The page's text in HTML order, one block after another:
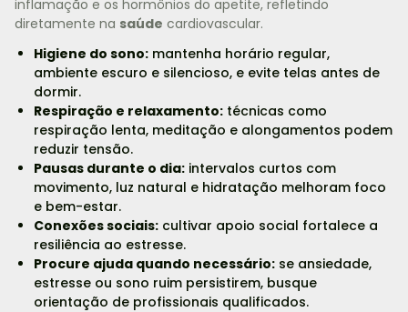
inflamação e os hormônios do apetite, refletindo
diretamente na saúde cardiovascular.
Higiene do sono:mantenha horário regular,
ambiente escuro e silencioso, e evite telas antes de
dormir.
Respiração e relaxamento:técnicas como
respiração lenta, meditação e alongamentos podem
reduzir tensão.
Pausas durante o dia:intervalos curtos com
movimento, luz natural e hidratação melhoram foco
e bem-estar.
Conexões sociais:cultivar apoio social fortalece a
resiliência ao estresse.
Procure ajuda quando necessário:se ansiedade,
estresse ou sono ruim persistirem, busque
orientação de profissionais qualificados.